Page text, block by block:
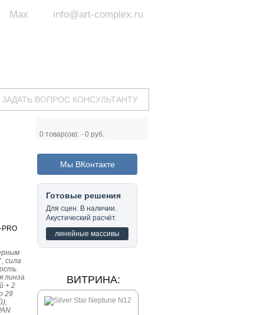
info@art-complex.ru
Max
ЗАДАТЬ ВОПРОС КОНСУЛЬТАНТУ
0 товар(ов): - 0 руб.
сила
линза
+ 2
29
Мы ВКонтакте
Готовые решения
Для сцен. В наличии.
Акустический расчёт.
линейные массивы
ВИТРИНА: